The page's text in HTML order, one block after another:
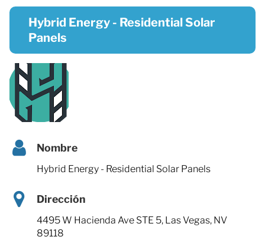
Hybrid Energy - Residential Solar
Panels
Nombre
Hybrid Energy - Residential Solar Panels
Dirección
4495 W Hacienda Ave STE 5, Las Vegas, NV
89118